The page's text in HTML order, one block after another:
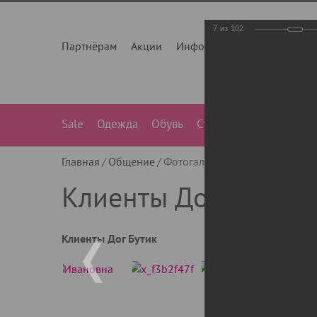
Партнёрам Акции Инфо
Sale Одежда Обувь Сумки
Главная Общение Фотогалерея
Клиенты Дог Бутик
Клиенты Дог Бутик
7 из 102